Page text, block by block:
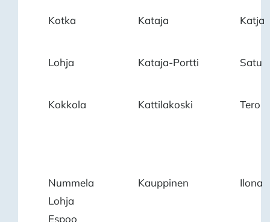
Kotka Kataja Katja
Lohja Kataja-Portti Satu
Kokkola Kattilakoski Tero
Nummela
Lohja
Espoo
Kauppinen Ilona